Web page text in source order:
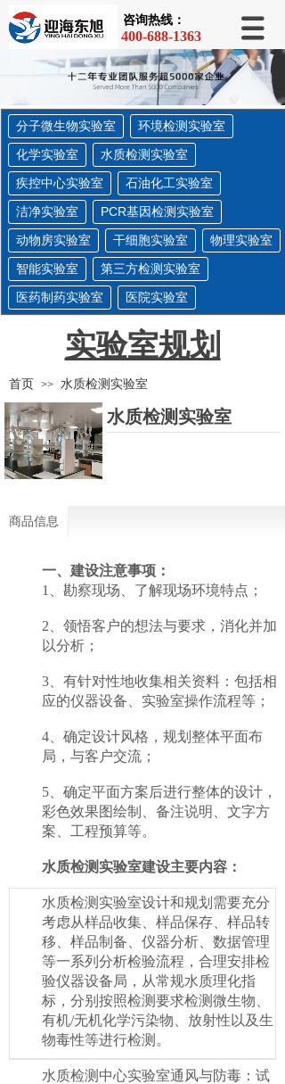
咨询热线：
400-688-1363
咨询热线：
400-668-1363
分子微生物实验室
环境检测实验室
化学实验室
水质检测实验室
疾控中心实验室
石油化工实验室
洁净实验室
PCR基因检测实验室
动物房实验室
干细胞实验室
物理实验室
智能实验室
第三方检测实验室
医药制药实验室
医院实验室
实验室规划
首页 >> 水质检测实验室
水质检测实验室
商品信息
一、建设注意事项：
1、勘察现场、了解现场环境特点；
2、领悟客户的想法与要求，消化并加
以分析；
3、有针对性地收集相关资料：包括相
应的仪器设备、实验室操作流程等；
4、确定设计风格，规划整体平面布
局，与客户交流；
5、确定平面方案后进行整体的设计，
彩色效果图绘制、备注说明、文字方
案、工程预算等。
水质检测实验室建设主要内容：
水质检测实验室设计和规划需要充分
考虑从样品收集、样品保存、样品转
移、样品制备、仪器分析、数据管理
等一系列分析检验流程，合理安排检
验仪器设备局，从常规水质理化指
标，分别按照检测要求检测微生物、
有机/无机化学污染物、放射性以及生
物毒性等进行检测。
水质检测中心实验室通风与防毒：试